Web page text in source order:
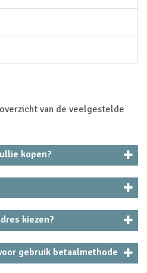
van de veelgestelde
kopen?
kiezen?
gebruik betaalmethode